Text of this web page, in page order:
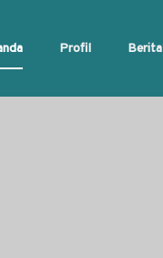
Profil Berita